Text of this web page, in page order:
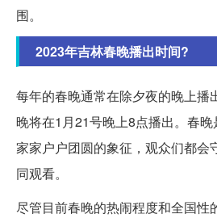
围。
2023年吉林春晚播出时间?
每年的春晚通常在除夕夜的晚上播
晚将在1月21号晚上8点播出。春
家家户户团圆的象征，观众们都会
同观看。
尽管目前春晚的热闹程度和全国性